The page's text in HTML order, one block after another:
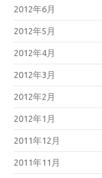
2012年6月
2012年5月
2012年4月
2012年3月
2012年2月
2012年1月
2011年12月
2011年11月